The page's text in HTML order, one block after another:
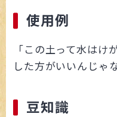
使用例
「この土って水はけ
した方がいいんじゃ
豆知識